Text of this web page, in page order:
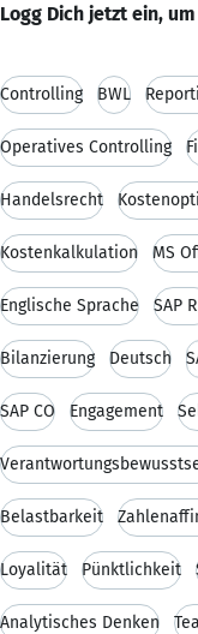
Logg Dich jetzt ein,
Controlling BWL
Operatives Controlling
Handelsrecht
Kostenkalkulation MS
Englische Sprache SAP
Bilanzierung Deutsch
SAP CO Engagement
Belastbarkeit
Loyalität Pünktlichkeit
Analytisches Denken